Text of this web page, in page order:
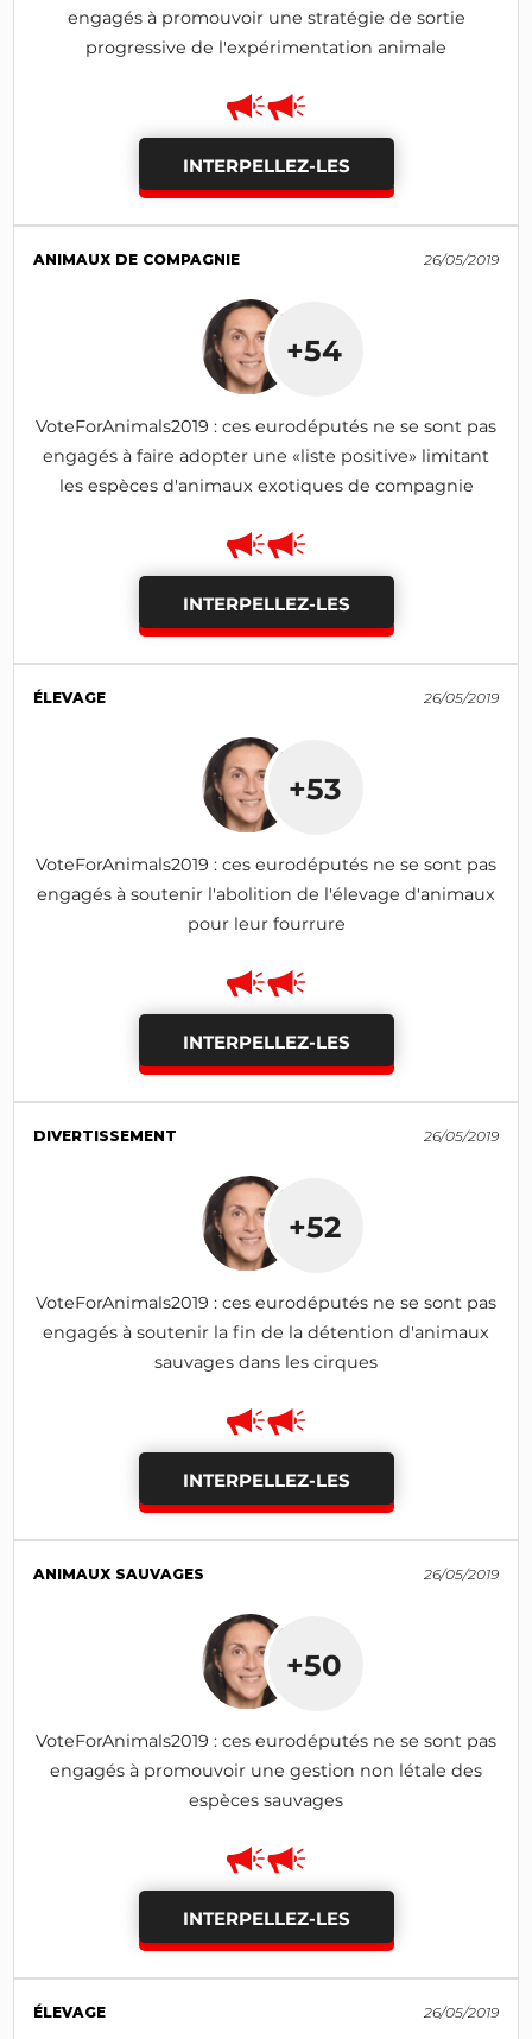
engagés à promouvoir une stratégie de sortie
progressive de l'expérimentation animale
INTERPELLEZ-LES
ANIMAUX DE COMPAGNIE 26/05/2019
+54
VoteForAnimals2019 : ces eurodéputés ne se sont pas
engagés à faire adopter une «liste positive» limitant
les espèces d'animaux exotiques de compagnie
INTERPELLEZ-LES
ÉLEVAGE 26/05/2019
+53
VoteForAnimals2019 : ces eurodéputés ne se sont pas
engagés à soutenir l'abolition de l'élevage d'animaux
pour leur fourrure
INTERPELLEZ-LES
DIVERTISSEMENT 26/05/2019
+52
VoteForAnimals2019 : ces eurodéputés ne se sont pas
engagés à soutenir la fin de la détention d'animaux
sauvages dans les cirques
INTERPELLEZ-LES
ANIMAUX SAUVAGES 26/05/2019
+50
VoteForAnimals2019 : ces eurodéputés ne se sont pas
engagés à promouvoir une gestion non létale des
espèces sauvages
INTERPELLEZ-LES
ÉLEVAGE 26/05/2019